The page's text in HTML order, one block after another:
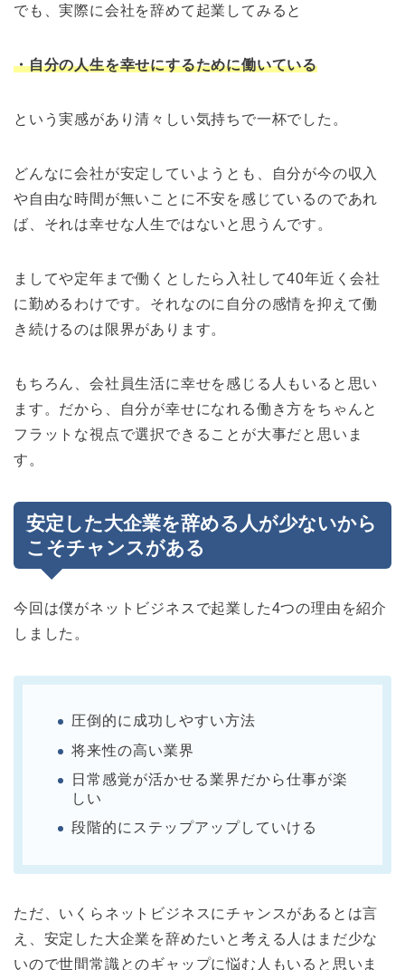
でも、実際に会社を辞めて起業してみると
・自分の人生を幸せにするために働いている
という実感があり清々しい気持ちで一杯でした。
どんなに会社が安定していようとも、自分が今の収入
や自由な時間が無いことに不安を感じているのであれ
ば、それは幸せな人生ではないと思うんです。
ましてや定年まで働くとしたら入社して40年近く会社
に勤めるわけです。それなのに自分の感情を抑えて働
き続けるのは限界があります。
もちろん、会社員生活に幸せを感じる人もいると思い
ます。だから、自分が幸せになれる働き方をちゃんと
フラットな視点で選択できることが大事だと思いま
す。
安定した大企業を辞める人が少ないから
こそチャンスがある
今回は僕がネットビジネスで起業した4つの理由を紹介
しました。
圧倒的に成功しやすい方法
将来性の高い業界
日常感覚が活かせる業界だから仕事が楽
しい
段階的にステップアップしていける
ただ、いくらネットビジネスにチャンスがあるとは言
え、安定した大企業を辞めたいと考える人はまだ少な
いので世間常識とのギャップに悩む人もいると思いま